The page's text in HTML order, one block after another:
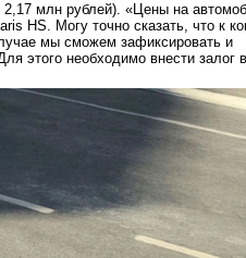
млн рублей). «Цены на
HS. Могу точно сказать, что к
мы сможем зафиксировать и
этого необходимо внести залог